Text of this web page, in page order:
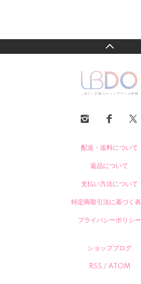
配送・送料について
返品について
支払い方法について
特定商取引法に基づく
プライバシーポリシー
ショップブログ
RSS / ATOM